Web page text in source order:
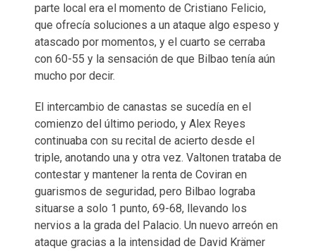
parte local era el momento de Cristiano Felicio,
que ofrecía soluciones a un ataque algo espeso y
atascado por momentos, y el cuarto se cerraba
con 60-55 y la sensación de que Bilbao tenía aún
mucho por decir.
El intercambio de canastas se sucedía en el
comienzo del último periodo, y Alex Reyes
continuaba con su recital de acierto desde el
triple, anotando una y otra vez. Valtonen trataba de
contestar y mantener la renta de Coviran en
guarismos de seguridad, pero Bilbao lograba
situarse a solo 1 punto, 69-68, llevando los
nervios a la grada del Palacio. Un nuevo arreón en
ataque gracias a la intensidad de David Krämer